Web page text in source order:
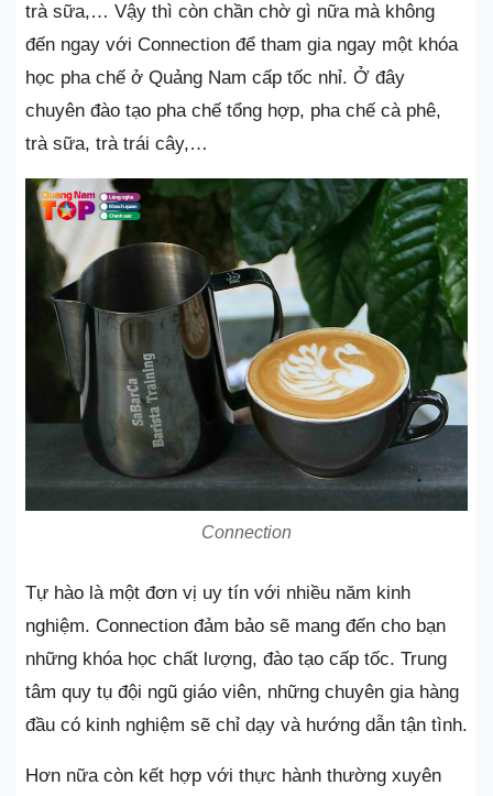
trà sữa,… Vậy thì còn chần chờ gì nữa mà không
đến ngay với Connection để tham gia ngay một khóa
học pha chế ở Quảng Nam cấp tốc nhỉ. Ở đây
chuyên đào tạo pha chế tổng hợp, pha chế cà phê,
trà sữa, trà trái cây,…
Connection
Tự hào là một đơn vị uy tín với nhiều năm kinh
nghiệm. Connection đảm bảo sẽ mang đến cho bạn
những khóa học chất lượng, đào tạo cấp tốc. Trung
tâm quy tụ đội ngũ giáo viên, những chuyên gia hàng
đầu có kinh nghiệm sẽ chỉ dạy và hướng dẫn tận tình.
Hơn nữa còn kết hợp với thực hành thường xuyên